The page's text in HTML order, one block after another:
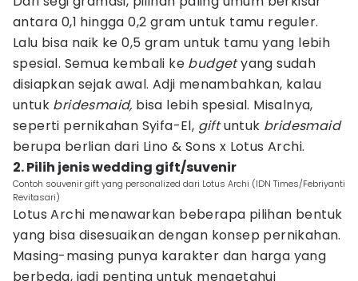
antara 0,1 hingga 0,2 gram untuk tamu reguler.
Lalu bisa naik ke 0,5 gram untuk tamu yang lebih
spesial. Semua kembali ke budgetyang sudah
disiapkan sejak awal. Adji menambahkan, kalau
untuk bridesmaid, bisa lebih spesial. Misalnya,
seperti pernikahan Syifa-El, giftuntuk bridesmaid
berupa berlian dari Lino & Sons x Lotus Archi.
2. Pilih jenis wedding gift/suvenir
Contoh souvenir gift yang personalized dari Lotus Archi (IDN Times/Febriyanti
Revitasari)
Lotus Archi menawarkan beberapa pilihan bentuk
yang bisa disesuaikan dengan konsep pernikahan.
Masing-masing punya karakter dan harga yang
berbeda, jadi penting untuk mengetahui